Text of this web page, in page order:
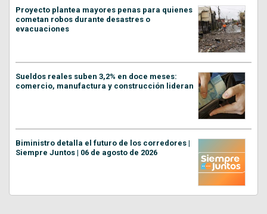
Proyecto plantea mayores penas para quienes
cometan robos durante desastres o
evacuaciones
Sueldos reales suben 3,2% en doce meses:
comercio, manufactura y construcción lideran
Biministro detalla el futuro de los corredores |
Siempre Juntos | 06 de agosto de 2026